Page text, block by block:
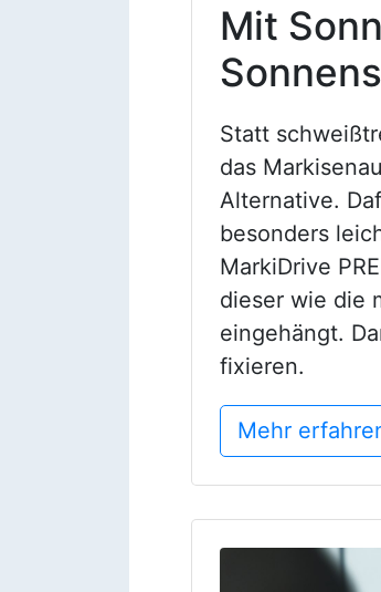
Mit
Statt
das
Alternative.
besonders
MarkiDrive
dieser wie die
eingehängt.
fixieren.
Mehr